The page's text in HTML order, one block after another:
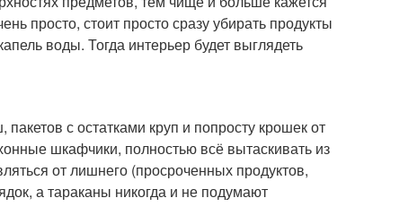
просто, стоит просто сразу убирать продукты
воды. Тогда интерьер будет выглядеть
с остатками круп и попросту крошек от
шкафчики, полностью всё вытаскивать из
от лишнего (просроченных продуктов,
а тараканы никогда и не подумают